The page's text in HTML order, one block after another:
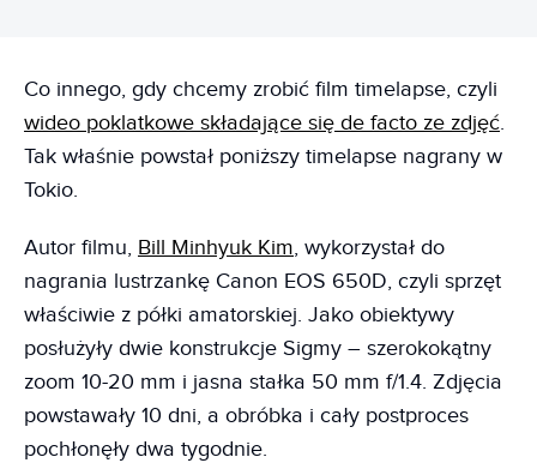
Co innego, gdy chcemy zrobić film timelapse, czyli
wideo poklatkowe składające się de facto ze zdjęć.
Tak właśnie powstał poniższy timelapse nagrany w
Tokio.
Autor filmu, Bill Minhyuk Kim, wykorzystał do
nagrania lustrzankę Canon EOS 650D, czyli sprzęt
właściwie z półki amatorskiej. Jako obiektywy
posłużyły dwie konstrukcje Sigmy – szerokokątny
zoom 10-20 mm i jasna stałka 50 mm f/1.4. Zdjęcia
powstawały 10 dni, a obróbka i cały postproces
pochłonęły dwa tygodnie.